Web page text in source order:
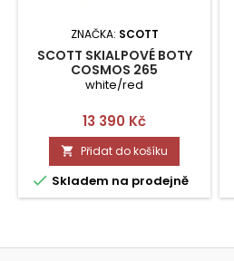
ZNAČKA: SCOTT
SCOTT SKIALPOVÉ BOTY
COSMOS 265
white/red
Cena
13 390 Kč
 Přidat do košíku
 Skladem na prodejně